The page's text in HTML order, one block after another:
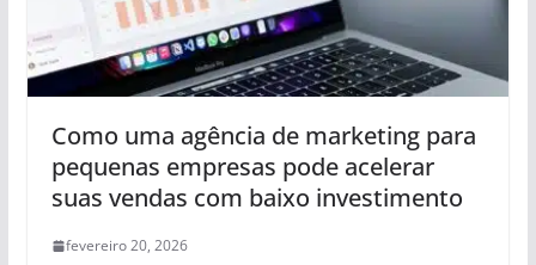
Como uma agência de marketing para
pequenas empresas pode acelerar
suas vendas com baixo investimento
fevereiro 20, 2026